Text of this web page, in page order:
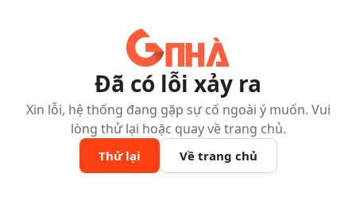
Đã có lỗi xảy ra
Xin lỗi, hệ thống đang gặp sự cố ngoài ý muốn. Vui
lòng thử lại hoặc quay về trang chủ.
Thử lại Về trang chủ